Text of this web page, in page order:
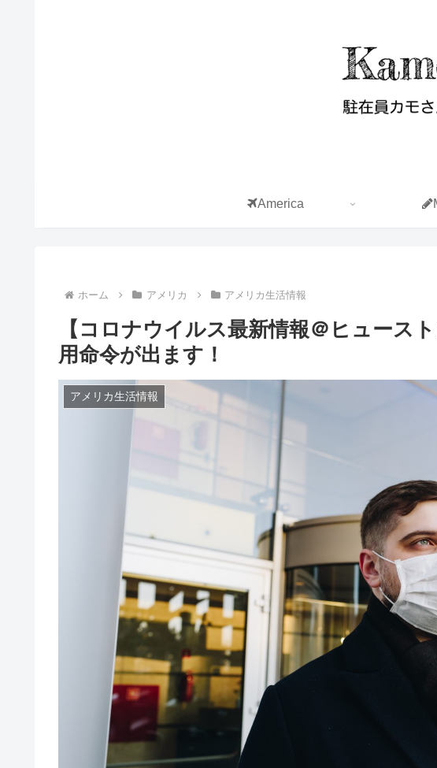
America
ホーム アメリカ アメリカ生活情報
【コロナウイルス最新情報＠ヒュース
用命令が出ます！
アメリカ生活情報